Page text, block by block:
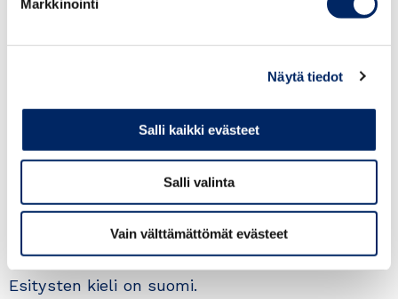
Markkinointi
Näytä tiedot
Salli kaikki evästeet
Salli valinta
Vain välttämättömät evästeet
OHJELMA
Liettuan yleistilanne, Suomen suurlähetystö Vilna,
Suurlähettiläs Arja Makkonen
Liiketoimintamahdollisuudet Liettuassa, Suomi-
Liettua kauppayhdistys Risto Uusitalo
Webinaari toteutetaan yhteistyössä Suomi-
Liettua kauppayhdistyksen kanssa.
Esitysten kieli on suomi.